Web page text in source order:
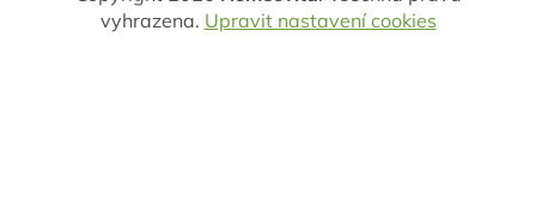
vyhrazena. Upravit nastavení cookies